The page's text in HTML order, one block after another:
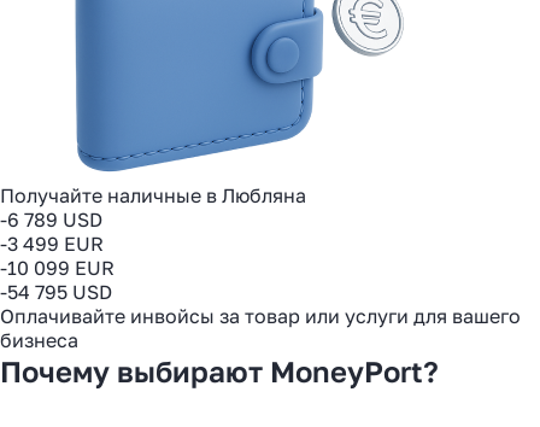
Получайте наличные в Любляна
-6 789 USD
-3 499 EUR
-10 099 EUR
-54 795 USD
Оплачивайте инвойсы за товар или услуги для вашего
бизнеса
Почему выбирают MoneyPort?